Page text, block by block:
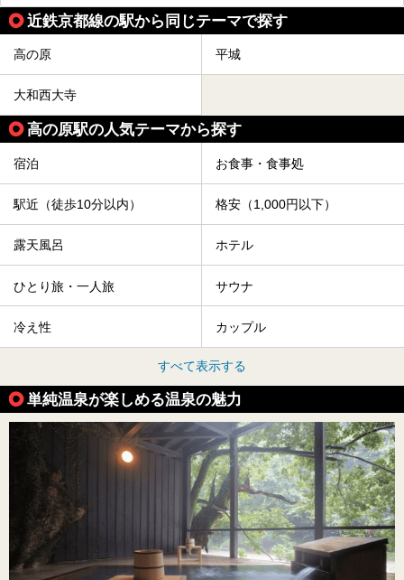
近鉄京都線の駅から同じテーマで探す
高の原 平城
大和西大寺
高の原駅の人気テーマから探す
宿泊 お食事・食事処
駅近（徒歩10分以内） 格安（1,000円以下）
露天風呂 ホテル
ひとり旅・一人旅 サウナ
冷え性 カップル
すべて表示する
単純温泉が楽しめる温泉の魅力